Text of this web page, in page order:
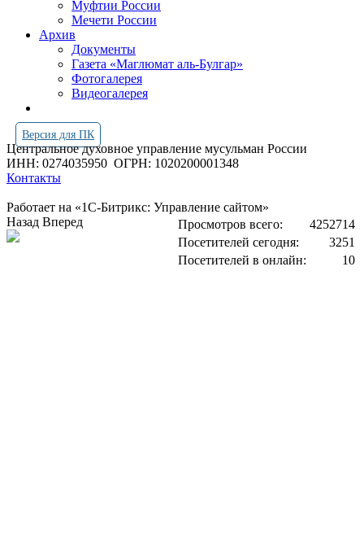
Муфтии России
Мечети России
Архив
Документы
Газета «Маглюмат аль-Булгар»
Фотогалерея
Видеогалерея
Версия для ПК
Центральное духовное управление мусульман России
ИНН: 0274035950 ОГРН: 1020200001348
Контакты
Работает на «1С-Битрикс: Управление сайтом»
Просмотров всего:
4252714
Посетителей сегодня:
3251
Посетителей в онлайн:
10
Назад Вперед